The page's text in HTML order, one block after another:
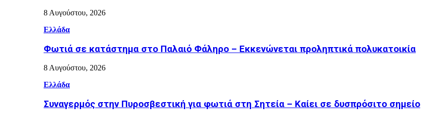
8 Αυγούστου, 2026
Ελλάδα
Φωτιά σε κατάστημα στο Παλαιό Φάληρο – Εκκενώνεται προληπτικά πολυκατοικία
8 Αυγούστου, 2026
Ελλάδα
Συναγερμός στην Πυροσβεστική για φωτιά στη Σητεία – Καίει σε δυσπρόσιτο σημείο